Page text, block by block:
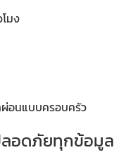
มง
ผ่อนแบบครอบครัว
ลอดภัยทุกข้อมูล